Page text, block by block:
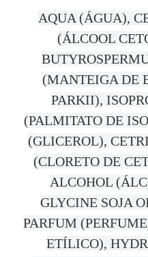
AQUA (ÁGUA),
(ÁLCOOL
(MANTEIGA DE
PARKII),
(PALMITATO DE
(GLICEROL),
(CLORETO DE
ALCOHOL
GLYCINE SOJA
PARFUM
ETÍLICO),